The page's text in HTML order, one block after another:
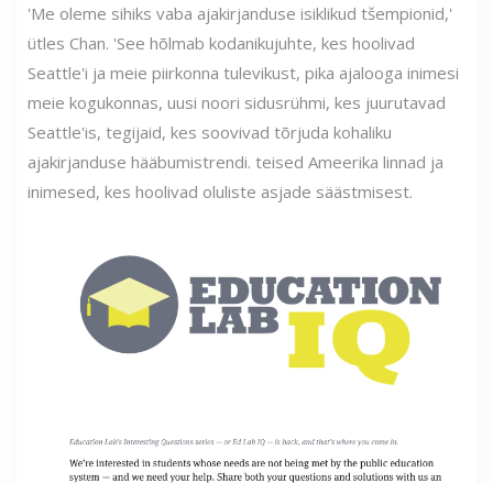
'Me oleme sihiks vaba ajakirjanduse isiklikud tšempionid,'
ütles Chan. 'See hõlmab kodanikujuhte, kes hoolivad
Seattle'i ja meie piirkonna tulevikust, pika ajalooga inimesi
meie kogukonnas, uusi noori sidusrühmi, kes juurutavad
Seattle'is, tegijaid, kes soovivad tõrjuda kohaliku
ajakirjanduse hääbumistrendi. teised Ameerika linnad ja
inimesed, kes hoolivad oluliste asjade säästmisest.